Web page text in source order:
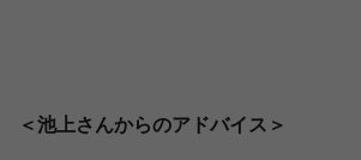
＜池上さんからのアドバイス＞